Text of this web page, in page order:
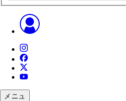
メニュ